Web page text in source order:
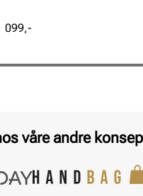
099,-
våre andre